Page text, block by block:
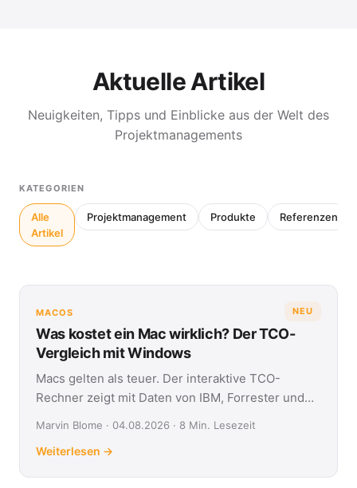
Aktuelle Artikel
Neuigkeiten, Tipps und Einblicke aus der Welt des
Projektmanagements
KATEGORIEN
Alle
Artikel
Projektmanagement Produkte Referenzen
NEU
MACOS
Was kostet ein Mac wirklich? Der TCO-
Vergleich mit Windows
Macs gelten als teuer. Der interaktive TCO-
Rechner zeigt mit Daten von IBM, Forrester und
Marvin Blome · 04.08.2026 · 8 Min. Lesezeit
Weiterlesen →